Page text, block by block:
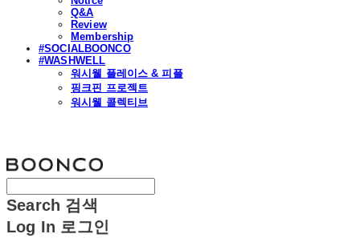
Q&A
Review
Membership
#SOCIALBOONCO
#WASHWELL
워시웰 플레이스 & 피플
핑크핀 프로젝트
워시웰 콜렉티브
Search 검색
Log In 로그인